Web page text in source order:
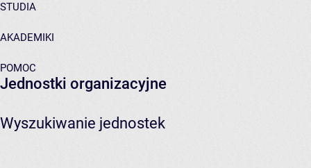
STUDIA
AKADEMIKI
POMOC
Jednostki organizacyjne
Wyszukiwanie jednostek